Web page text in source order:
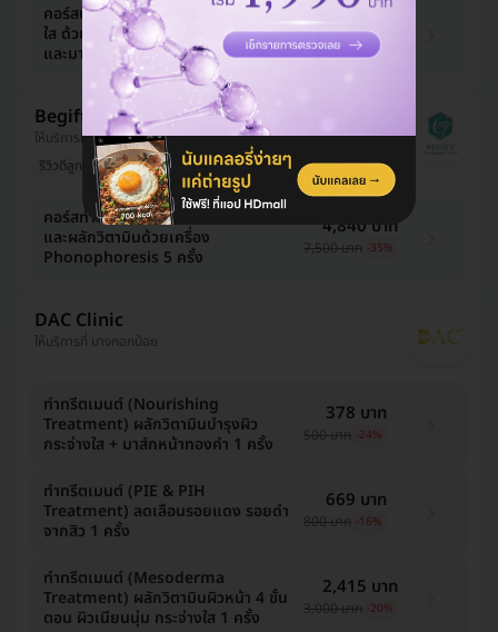
คอร์สบุฟเฟต์ทรีตเมนต์ปรับผิวกระจ่าง
ใส ด้วยการผลัดเซลล์ผิว ผลักวิตามิน
และมาส์กหน้า 5 ครั้ง
7,275 บาท
8,000 บาท -9%
Begift Clinic
ให้บริการที่ ภูเก็ต
รีวิวดีลูกค้ารัก
มีแพทย์ประจำคลินิก
คอร์สทำทรีตเมนต์หน้า มาส์กทองคำ
และผลักวิตามินด้วยเครื่อง
Phonophoresis 5 ครั้ง
4,840 บาท
7,500 บาท -35%
DAC Clinic
ให้บริการที่ บางกอกน้อย
ทำทรีตเมนต์ (Nourishing
Treatment) ผลักวิตามินบำรุงผิว
กระจ่างใส + มาส์กหน้าทองคำ 1 ครั้ง
378 บาท
500 บาท -24%
ทำทรีตเมนต์ (PIE & PIH
Treatment) ลดเลือนรอยแดง รอยดำ
จากสิว 1 ครั้ง
669 บาท
800 บาท -16%
ทำทรีตเมนต์ (Mesoderma
Treatment) ผลักวิตามินผิวหน้า 4 ขั้น
ตอน ผิวเนียนนุ่ม กระจ่างใส 1 ครั้ง
2,415 บาท
3,000 บาท -20%